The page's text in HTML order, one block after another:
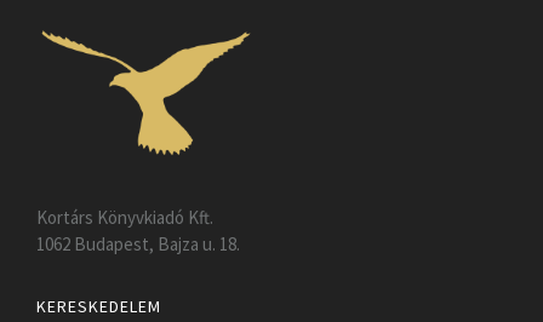
Kortárs Könyvkiadó Kft.
1062 Budapest, Bajza u. 18.
KERESKEDELEM